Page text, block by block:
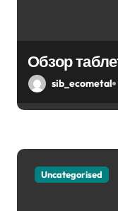
Обзор
sib_ecometal
Uncategorised